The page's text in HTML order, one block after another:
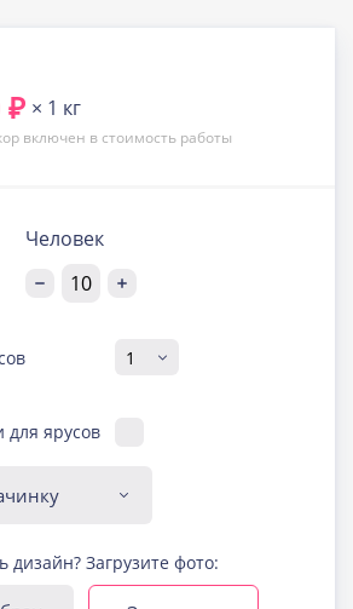
₽ × 1 кг
включен в стоимость работы
Человек
для ярусов
начинка
Узнать подробнее о начинке
дизайн? Загрузите фото: